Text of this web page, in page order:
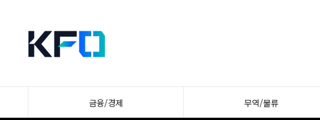
금융/경제 무역/물류